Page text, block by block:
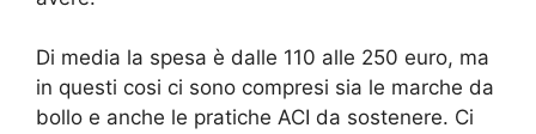
Di media la spesa è dalle 110 alle 250 euro, ma
in questi cosi ci sono compresi sia le marche da
bollo e anche le pratiche ACI da sostenere. Ci